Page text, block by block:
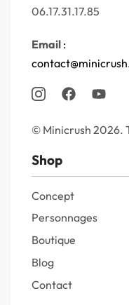
06.17.31.17.85
Email :
© Minicrush 2026.
Shop
Concept
Personnages
Boutique
Blog
Contact